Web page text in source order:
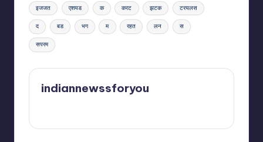
इजजत एशयड क करट झटक टरयलस
द बड भग म रहत लन स
सपरम
indiannewssforyou